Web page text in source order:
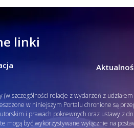
linki
(w szczególności relacje z wydarzeń z
w niniejszym Portalu chronione są
i prawach pokrewnych oraz ustawy z
mogą być wykorzystywane wyłącznie na